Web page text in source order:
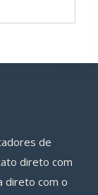
de
direto com
direto com o